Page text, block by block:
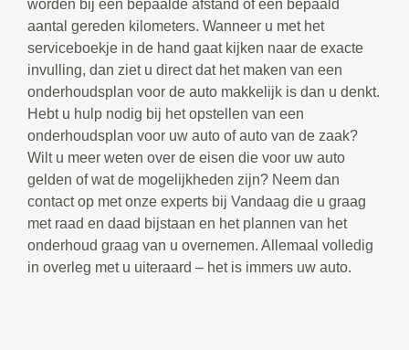
worden bij een bepaalde afstand óf een bepaald
aantal gereden kilometers. Wanneer u met het
serviceboekje in de hand gaat kijken naar de exacte
invulling, dan ziet u direct dat het maken van een
onderhoudsplan voor de auto makkelijk is dan u denkt.
Hebt u hulp nodig bij het opstellen van een
onderhoudsplan voor uw auto of auto van de zaak?
Wilt u meer weten over de eisen die voor uw auto
gelden of wat de mogelijkheden zijn? Neem dan
contact op met onze experts bij Vandaag die u graag
met raad en daad bijstaan en het plannen van het
onderhoud graag van u overnemen. Allemaal volledig
in overleg met u uiteraard – het is immers uw auto.